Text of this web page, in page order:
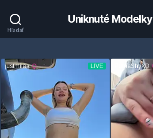
Hľadať
Uniknuté Modelky